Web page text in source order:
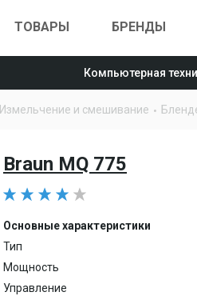
ТОВАРЫ БРЕНДЫ
Компьютерная
Измельчение и смешивание
Braun MQ 775
Основные характеристики
Тип
Мощность
Управление